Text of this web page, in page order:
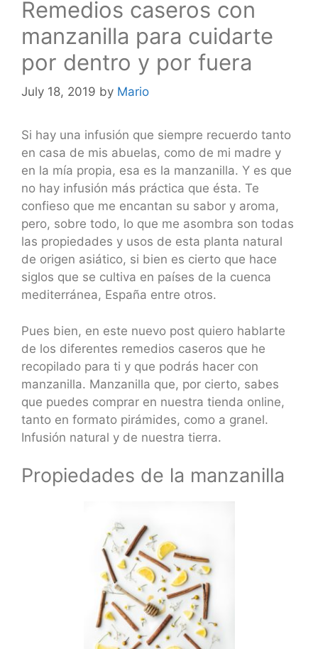
Remedios caseros con
manzanilla para cuidarte
por dentro y por fuera
July 18, 2019 by Mario
Si hay una infusión que siempre recuerdo tanto
en casa de mis abuelas, como de mi madre y
en la mía propia, esa es la manzanilla. Y es que
no hay infusión más práctica que ésta. Te
confieso que me encantan su sabor y aroma,
pero, sobre todo, lo que me asombra son todas
las propiedades y usos de esta planta natural
de origen asiático, si bien es cierto que hace
siglos que se cultiva en países de la cuenca
mediterránea, España entre otros.
Pues bien, en este nuevo post quiero hablarte
de los diferentes remedios caseros que he
recopilado para ti y que podrás hacer con
manzanilla. Manzanilla que, por cierto, sabes
que puedes comprar en nuestra tienda online,
tanto en formato pirámides, como a granel.
Infusión natural y de nuestra tierra.
Propiedades de la manzanilla